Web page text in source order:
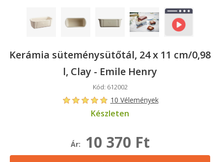
Kerámia süteménysütőtál, 24 x 11 cm/0,98
l, Clay - Emile Henry
Kód: 612002
10 Vélemények
Készleten
Ár: 10 370 Ft